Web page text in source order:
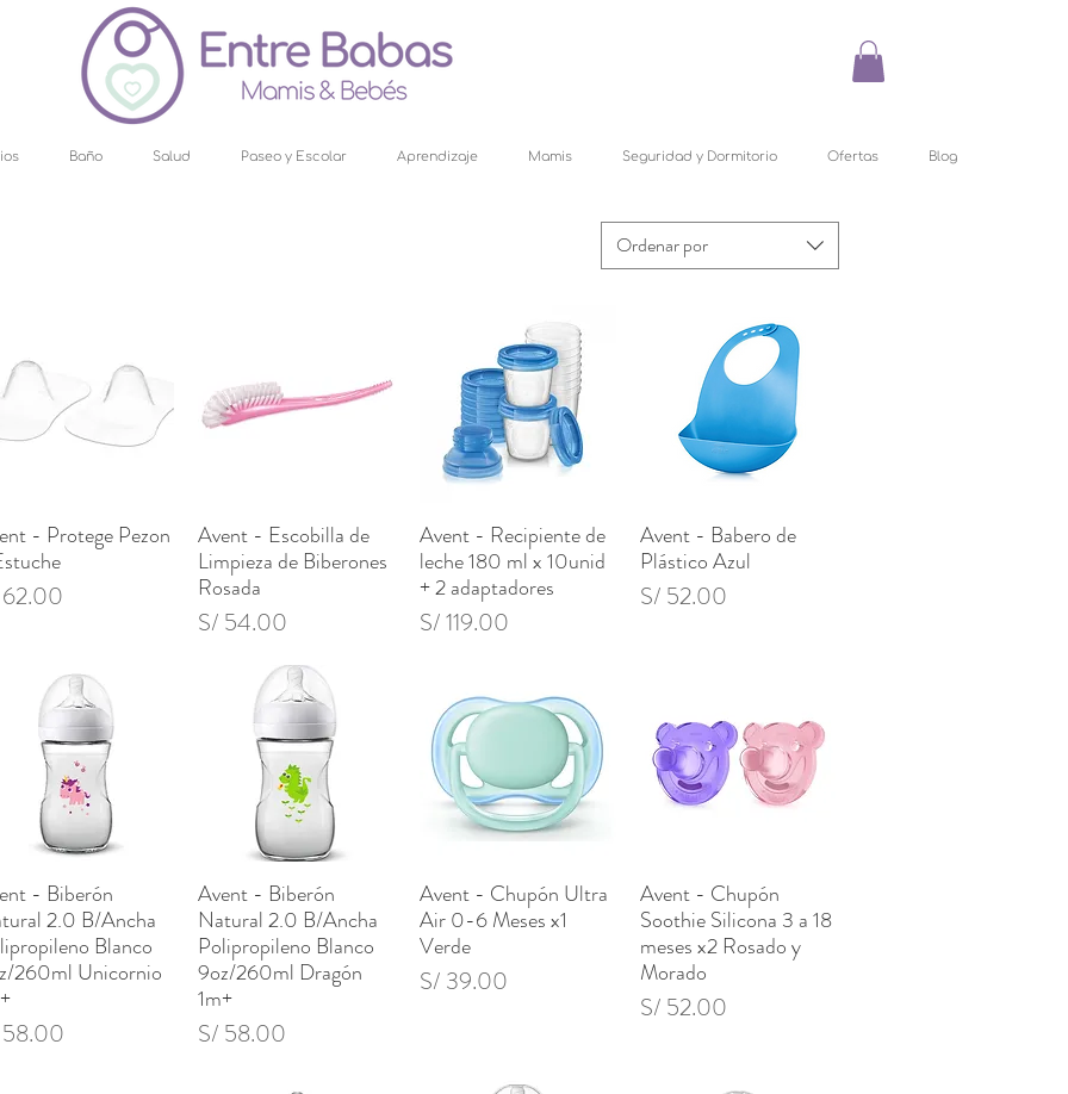
Baño Salud Paseo y Escolar Aprendizaje Mamis Seguridad y Dormitorio Ofertas Blog
Ordenar por
Vista rápida
- Protege Pezon
Vista rápida
Avent - Escobilla de
Limpieza de Biberones
Rosada
Precio
S/ 54.00
Vista rápida
Avent - Recipiente de
leche 180 ml x 10unid
+ 2 adaptadores
Precio
S/ 119.00
Vista rápida
Avent - Babero de
Plástico Azul
Precio
S/ 52.00
Vista rápida
- Biberón
2.0 B/Ancha
Blanco
260ml Unicornio
Vista rápida
Avent - Biberón
Natural 2.0 B/Ancha
Polipropileno Blanco
9oz/260ml Dragón
1m+
Precio
S/ 58.00
Vista rápida
Avent - Chupón Ultra
Air 0-6 Meses x1
Verde
Precio
S/ 39.00
Vista rápida
Avent - Chupón
Soothie Silicona 3 a 18
meses x2 Rosado y
Morado
Precio
S/ 52.00